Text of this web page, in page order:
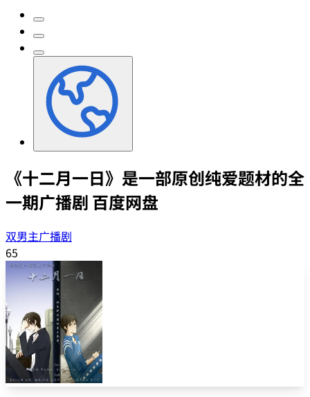
《十二月一日》是一部原创纯爱题材的全
一期广播剧 百度网盘
双男主广播剧
65